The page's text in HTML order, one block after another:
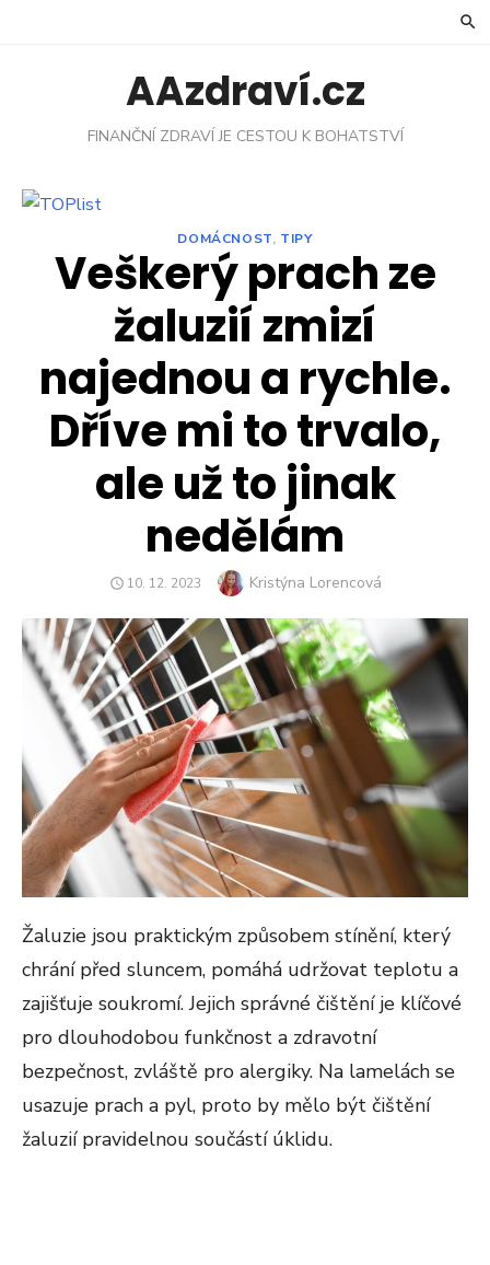
AAzdraví.cz
FINANČNÍ ZDRAVÍ JE CESTOU K BOHATSTVÍ
DOMÁCNOST, TIPY
Veškerý prach ze
žaluzií zmizí
najednou a rychle.
Dříve mi to trvalo,
ale už to jinak
nedělám
POSTED
10. 12. 2023 Author
Kristýna Lorencová
Žaluzie jsou praktickým způsobem stínění, který
chrání před sluncem, pomáhá udržovat teplotu a
zajišťuje soukromí. Jejich správné čištění je klíčové
pro dlouhodobou funkčnost a zdravotní
bezpečnost, zvláště pro alergiky. Na lamelách se
usazuje prach a pyl, proto by mělo být čištění
žaluzií pravidelnou součástí úklidu​​.